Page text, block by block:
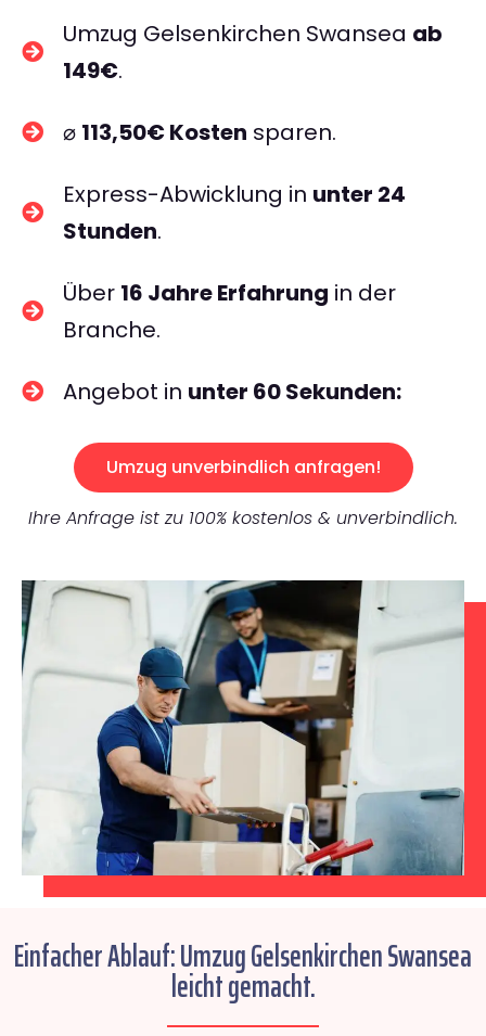
Umzug Gelsenkirchen Swansea ab
149€.
⌀ 113,50€ Kosten sparen.
Express-Abwicklung in unter 24
Stunden.
Über 16 Jahre Erfahrung in der
Branche.
Angebot in unter 60 Sekunden:
Umzug unverbindlich anfragen!
Ihre Anfrage ist zu 100% kostenlos & unverbindlich.
Einfacher Ablauf: Umzug Gelsenkirchen Swansea
leicht gemacht.